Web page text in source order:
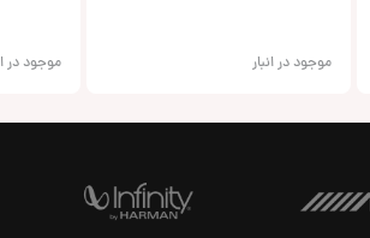
موجود در انبار موجود در